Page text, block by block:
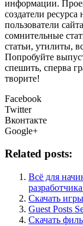
информации.
создатели
пользователи
сомнительные
статьи, утилиты,
Попробуйте
спешить, сперва
творите!
Facebook
Twitter
Вконтакте
Google+
Related posts:
Всё для
Скачать
Guest Posts
Скачать